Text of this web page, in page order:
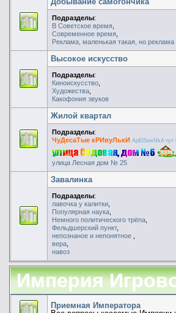
Подразделы:
В Советское время,
Современное время,
Реклама, маленькая такая, но реклама
Высокое искусство
Подразделы:
Киноискусство,
Художества,
Какофония звуков
Жилой квартал
Подразделы:
ЧуДесаТые кРИвуЛькИ ApElSeeNkA тут
улица Лесная дом № 25
Завалинка
Подразделы:
лавочка у калитки,
Популярная наука,
Немного политического трёпа,
Фельдшерский пункт,
непознаное и непонятное ,
вера,
навоз
Империя
Приемная Императора